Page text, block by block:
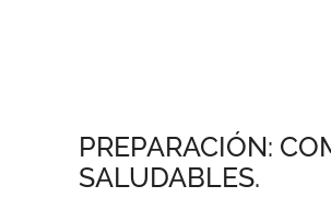
PREPARACIÓN:
SALUDABLES.